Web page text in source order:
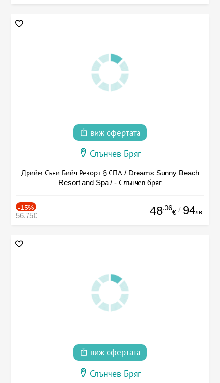
виж офертата
Слънчев Бряг
Дрийм Съни Бийч Резорт § СПА / Dreams Sunny Beach
Resort and Spa / - Слънчев бряг
-15%
56.75€ 48.06
€ / 94лв.
виж офертата
Слънчев Бряг